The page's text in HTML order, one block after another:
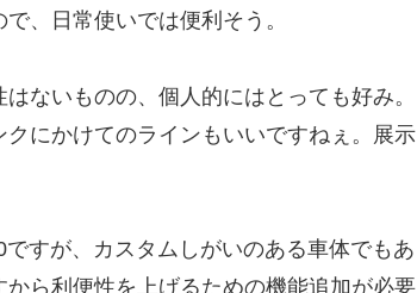
、日常使いでは便利そう。
ないものの、個人的にはとっても好み。
にかけてのラインもいいですねぇ。展示
すが、カスタムしがいのある車体でもあ
ら利便性を上げるための機能追加が必要